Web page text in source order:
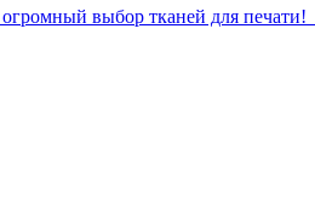
выбор тканей для печати!